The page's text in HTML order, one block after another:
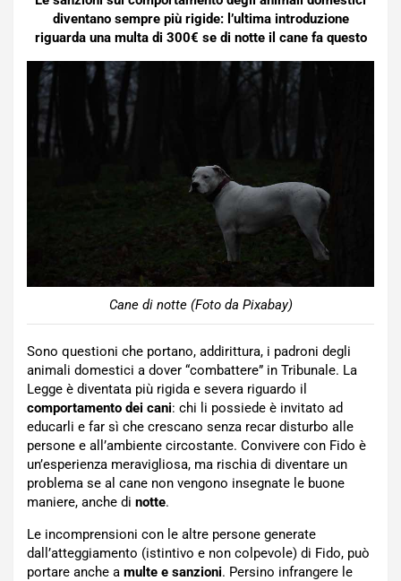
diventano sempre più rigide: l’ultima introduzione
riguarda una multa di 300€ se di notte il cane fa questo
Cane di notte (Foto da Pixabay)
Sono questioni che portano, addirittura, i padroni degli
animali domestici a dover “combattere” in Tribunale. La
Legge è diventata più rigida e severa riguardo il
comportamento dei cani: chi li possiede è invitato ad
educarli e far sì che crescano senza recar disturbo alle
persone e all’ambiente circostante. Convivere con Fido è
un’esperienza meravigliosa, ma rischia di diventare un
problema se al cane non vengono insegnate le buone
maniere, anche di notte.
Le incomprensioni con le altre persone generate
dall’atteggiamento (istintivo e non colpevole) di Fido, può
portare anche a multe e sanzioni. Persino infrangere le